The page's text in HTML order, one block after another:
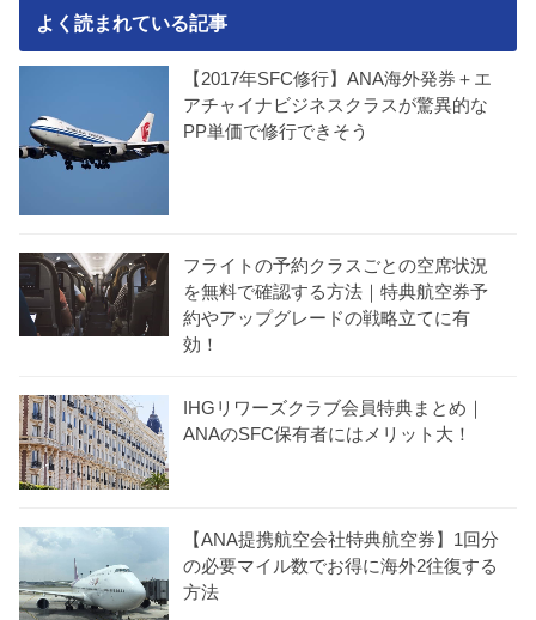
よく読まれている記事
【2017年SFC修行】ANA海外発券＋エ
アチャイナビジネスクラスが驚異的な
PP単価で修行できそう
フライトの予約クラスごとの空席状況
を無料で確認する方法｜特典航空券予
約やアップグレードの戦略立てに有
効！
IHGリワーズクラブ会員特典まとめ｜
ANAのSFC保有者にはメリット大！
【ANA提携航空会社特典航空券】1回分
の必要マイル数でお得に海外2往復する
方法